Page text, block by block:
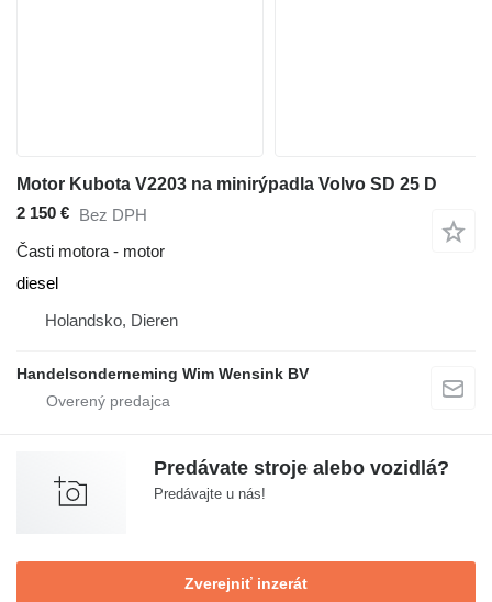
Motor Kubota V2203 na minirýpadla Volvo SD 25 D
2 150 € Bez DPH
Časti motora - motor
diesel
Holandsko, Dieren
Handelsonderneming Wim Wensink BV
Predávate stroje alebo vozidlá?
Predávajte u nás!
Zverejniť inzerát